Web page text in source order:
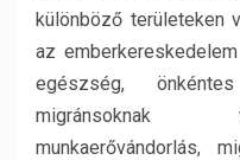
különböző területeken
az
egészség,
migránsoknak
munkaerővándorlás,